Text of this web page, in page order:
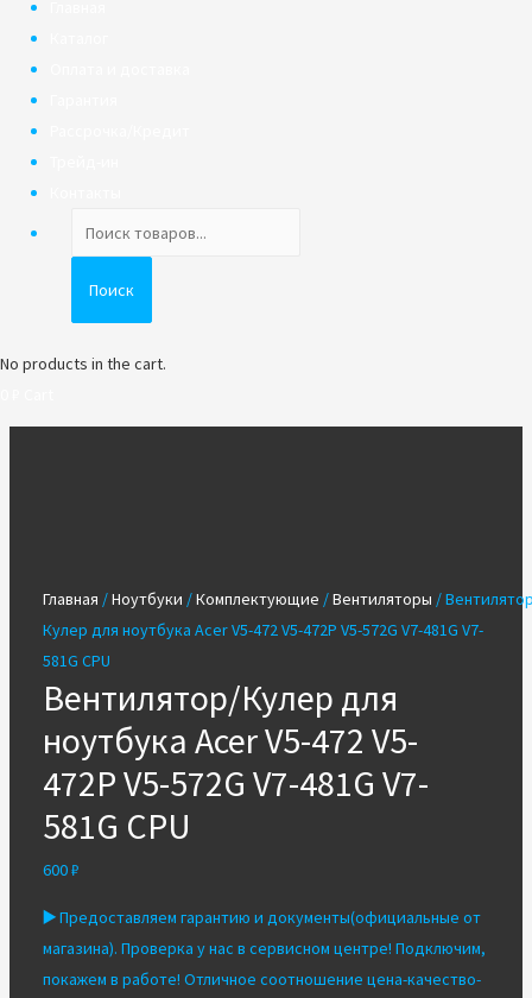
товаров
Поиск
No products in the cart.
Главная /Ноутбуки /Комплектующие /Вентиляторы /
Кулер для ноутбука Acer V5-472 V5-472P V5-572G V7-481G V7-
581G CPU
Вентилятор/Кулер для
ноутбука Acer V5-472 V5-
472P V5-572G V7-481G V7-
581G CPU
600₽
▶️Предоставляем гарантию и документы(официальные от
магазина). Проверка у нас в сервисном центре! Подключим,
покажем в работе! Отличное соотношение цена-качество-